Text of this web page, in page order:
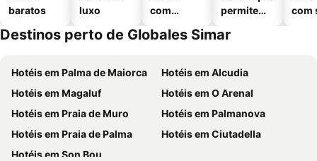
baratos
luxo
com
permitem
com
Destinos perto de Globales Simar
Hotéis em Palma de Maiorca
Hotéis em Alcudia
Hotéis em Magaluf
Hotéis em O Arenal
Hotéis em Praia de Muro
Hotéis em Palmanova
Hotéis em Praia de Palma
Hotéis em Ciutadella
Hotéis em Son Bou